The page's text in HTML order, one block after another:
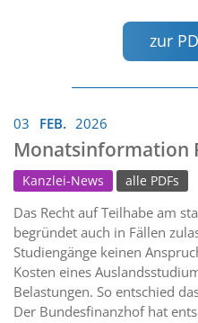
zur
03 FEB. 2026
Monatsinformation
Kanzlei-News alle PDFs
Das Recht auf Teilhabe am
begründet auch in Fällen
Studiengänge keinen
Kosten eines
Belastungen. So entschied
Der Bundesfinanzhof hat